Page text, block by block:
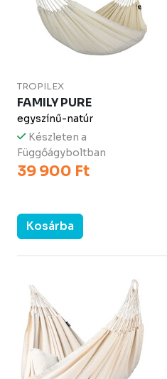
TROPILEX
FAMILY PURE
egyszínű-natúr
Készleten a
Függőágyboltban
39 900 Ft
Kosárba